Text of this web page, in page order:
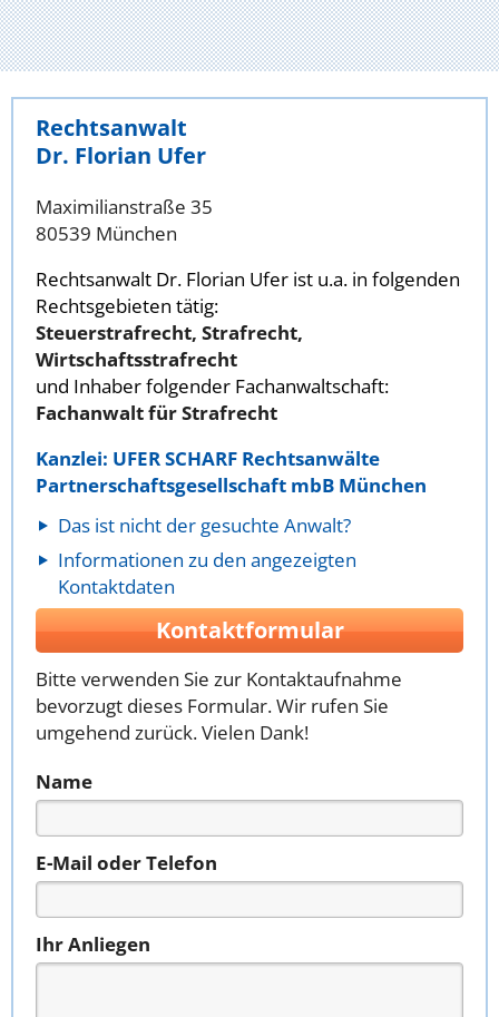
Rechtsanwalt
Dr. Florian Ufer
Maximilianstraße 35
80539 München
Rechtsanwalt Dr. Florian Ufer ist u.a. in folgenden
Rechtsgebieten tätig:
Steuerstrafrecht, Strafrecht,
Wirtschaftsstrafrecht
und Inhaber folgender Fachanwaltschaft:
Fachanwalt für Strafrecht
Kanzlei: UFER SCHARF Rechtsanwälte
Partnerschaftsgesellschaft mbB München
Das ist nicht der gesuchte Anwalt?
Informationen zu den angezeigten
Kontaktdaten
Kontaktformular
Bitte verwenden Sie zur Kontaktaufnahme
bevorzugt dieses Formular. Wir rufen Sie
umgehend zurück. Vielen Dank!
Name
E-Mail oder Telefon
Ihr Anliegen